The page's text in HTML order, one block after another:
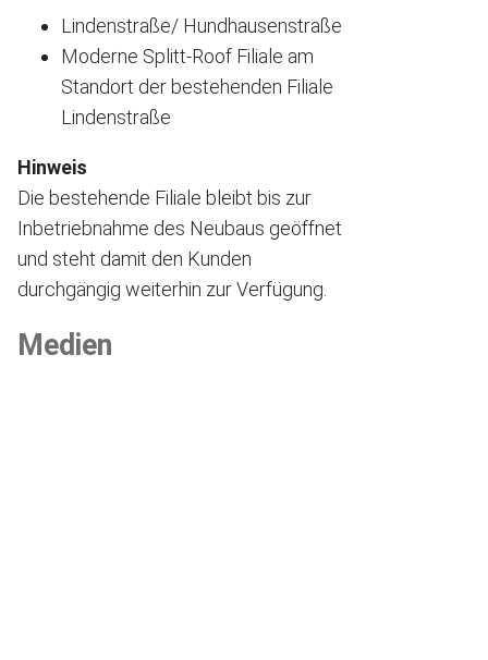
Lindenstraße/ Hundhausenstraße
Moderne Splitt-Roof Filiale am
Standort der bestehenden Filiale
Lindenstraße
Hinweis
Die bestehende Filiale bleibt bis zur
Inbetriebnahme des Neubaus geöffnet
und steht damit den Kunden
durchgängig weiterhin zur Verfügung.
Medien